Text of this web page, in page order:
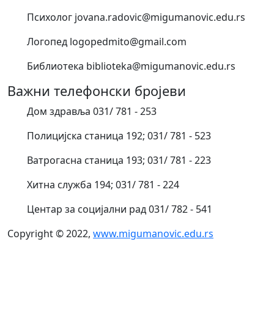
Психолог jovana.radovic@migumanovic.edu.rs
Логопед logopedmito@gmail.com
Библиотека biblioteka@migumanovic.edu.rs
Важни телефонски бројеви
Дом здравља 031/ 781 - 253
Полицијска станица 192; 031/ 781 - 523
Ватрогасна станица 193; 031/ 781 - 223
Хитна служба 194; 031/ 781 - 224
Центар за социјални рад 031/ 782 - 541
Copyright © 2022, www.migumanovic.edu.rs